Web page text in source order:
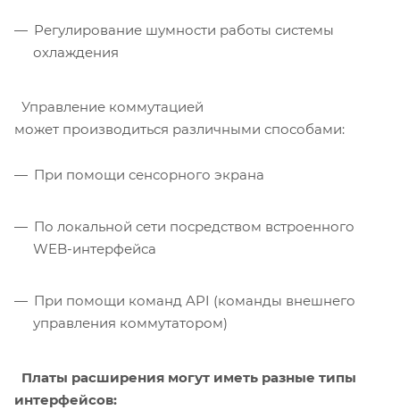
Регулирование шумности работы системы
охлаждения
Управление коммутацией
может производиться различными способами:
При помощи сенсорного экрана
По локальной сети посредством встроенного
WEB-интерфейса
При помощи команд API (команды внешнего
управления коммутатором)
Платы расширения могут иметь разные типы
интерфейсов: